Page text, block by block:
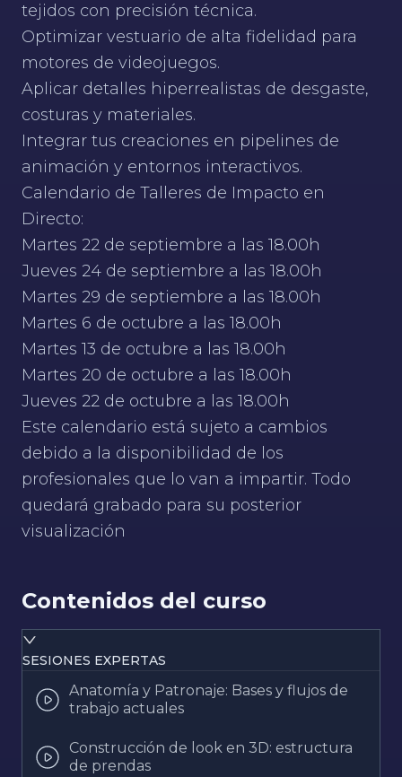
tejidos con precisión técnica.
Optimizar vestuario de alta fidelidad para
motores de videojuegos.
Aplicar detalles hiperrealistas de desgaste,
costuras y materiales.
Integrar tus creaciones en pipelines de
animación y entornos interactivos.
Calendario de Talleres de Impacto en
Directo:
Martes 22 de septiembre a las 18.00h
Jueves 24 de septiembre a las 18.00h
Martes 29 de septiembre a las 18.00h
Martes 6 de octubre a las 18.00h
Martes 13 de octubre a las 18.00h
Martes 20 de octubre a las 18.00h
Jueves 22 de octubre a las 18.00h
Este calendario está sujeto a cambios
debido a la disponibilidad de los
profesionales que lo van a impartir. Todo
quedará grabado para su posterior
visualización
Contenidos del curso
SESIONES EXPERTAS
Anatomía y Patronaje: Bases y flujos de
trabajo actuales
Construcción de look en 3D: estructura
de prendas